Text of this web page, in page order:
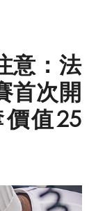
意：法
首次開
值25